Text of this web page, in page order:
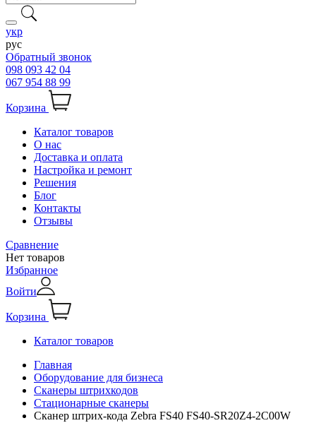
укр
рус
Обратный звонок
098 093 42 04
067 954 88 99
Корзина
Каталог товаров
О нас
Доставка и оплата
Настройка и ремонт
Решения
Блог
Контакты
Отзывы
Сравнение
Нет товаров
Избранное
Войти
Корзина
Каталог товаров
Главная
Оборудование для бизнеса
Сканеры штрихкодов
Стационарные сканеры
Сканер штрих-кода Zebra FS40 FS40-SR20Z4-2C00W